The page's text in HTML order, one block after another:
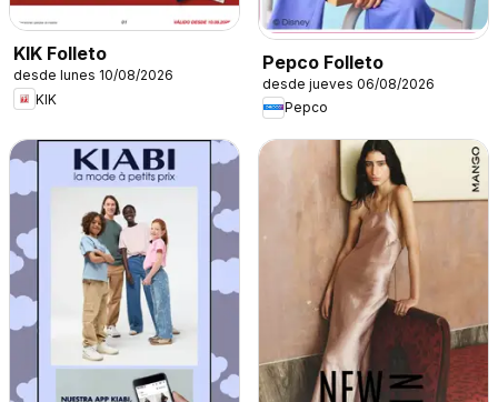
KIK Folleto
desde lunes 10/08/2026
KIK
Pepco Folleto
desde jueves 06/08/2026
Pepco